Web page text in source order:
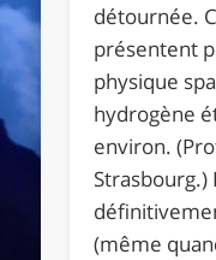
détournée.
présentent
physique
hydrogène
environ.
(même